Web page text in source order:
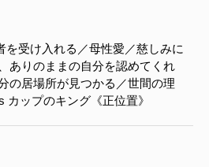
を受け入れる／母性愛／慈しみに
ありのままの自分を認めてくれ
の居場所が見つかる／世間の理
カップのキング《正位置》